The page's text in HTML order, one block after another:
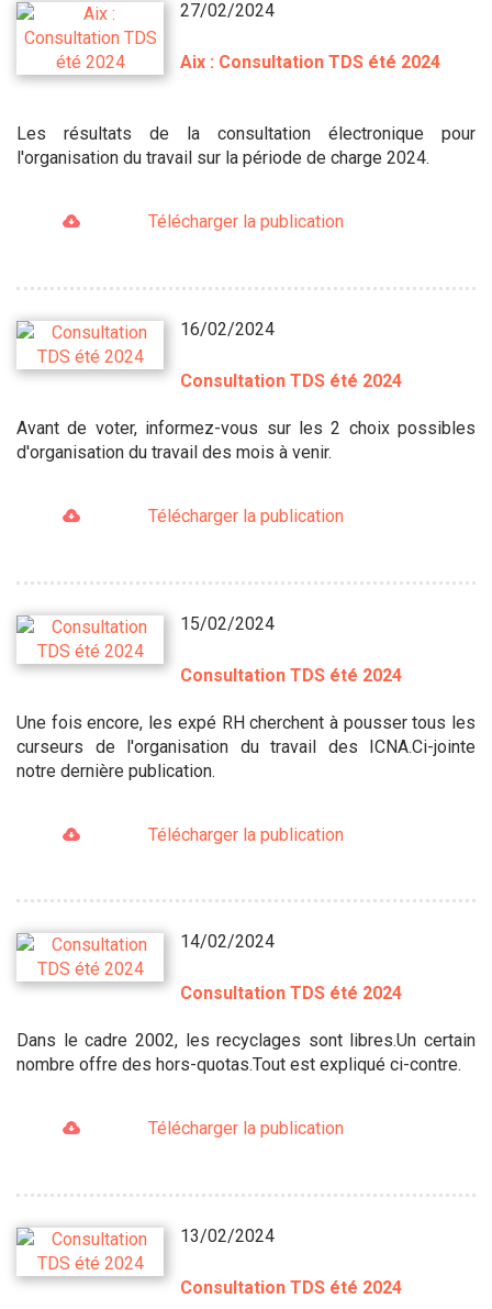
27/02/2024
Aix : Consultation TDS été 2024
Les résultats de la consultation électronique pour
l'organisation du travail sur la période de charge 2024.
Télécharger la publication
16/02/2024
Consultation TDS été 2024
Avant de voter, informez-vous sur les 2 choix possibles
d'organisation du travail des mois à venir.
Télécharger la publication
15/02/2024
Consultation TDS été 2024
Une fois encore, les expé RH cherchent à pousser tous les
curseurs de l'organisation du travail des ICNA.Ci-jointe
notre dernière publication.
Télécharger la publication
14/02/2024
Consultation TDS été 2024
Dans le cadre 2002, les recyclages sont libres.Un certain
nombre offre des hors-quotas.Tout est expliqué ci-contre.
Télécharger la publication
13/02/2024
Consultation TDS été 2024